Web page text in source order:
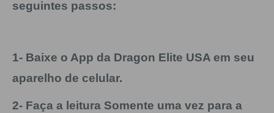
seguintes passos:
1- Baixe o App da Dragon Elite USA em seu
aparelho de celular.
2- Faça a leitura Somente uma vez para a